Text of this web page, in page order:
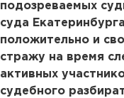
подозреваемых
суда
положительно и
стражу на время
активных
судебного